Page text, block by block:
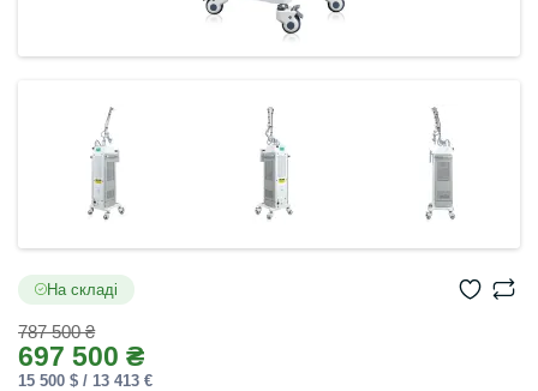
На складі
787 500 ₴
697 500 ₴
15 500 $ / 13 413 €